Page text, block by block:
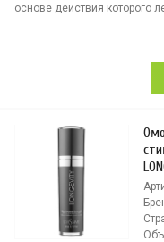
основе действия которого